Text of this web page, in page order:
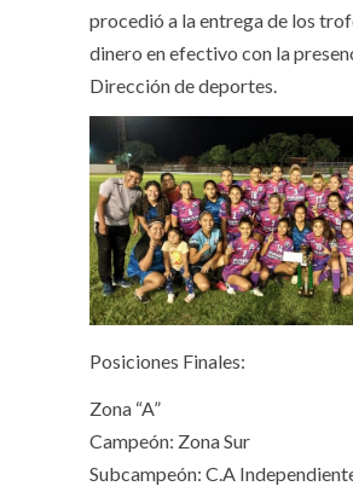
procedió a la entrega de los
dinero en efectivo con la
Dirección de deportes.
Posiciones Finales:
Zona “A”
Campeón: Zona Sur
Subcampeón: C.A